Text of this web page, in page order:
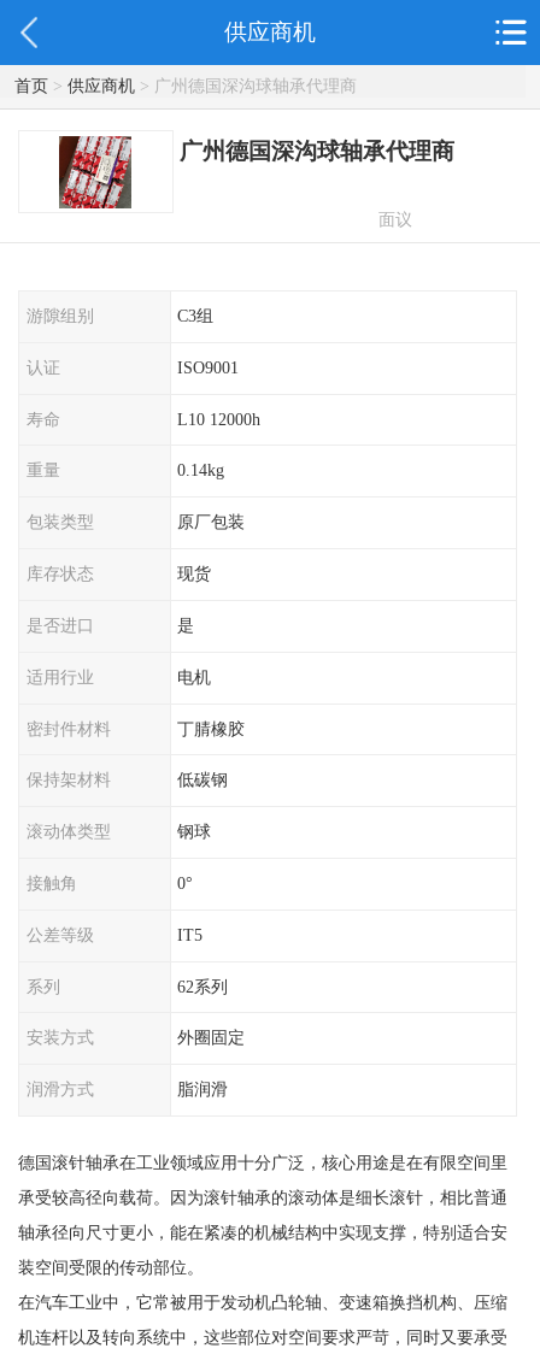
供应商机
首页> 供应商机> 广州德国深沟球轴承代理商
广州德国深沟球轴承代理商
面议
游隙组别 C3组
认证 ISO9001
寿命 L10 12000h
重量 0.14kg
包装类型 原厂包装
库存状态 现货
是否进口 是
适用行业 电机
密封件材料 丁腈橡胶
保持架材料 低碳钢
滚动体类型 钢球
接触角 0°
公差等级 IT5
系列 62系列
安装方式 外圈固定
润滑方式 脂润滑
德国滚针轴承在工业领域应用十分广泛，核心用途是在有限空间里
承受较高径向载荷。因为滚针轴承的滚动体是细长滚针，相比普通
轴承径向尺寸更小，能在紧凑的机械结构中实现支撑，特别适合安
装空间受限的传动部位。
在汽车工业中，它常被用于发动机凸轮轴、变速箱换挡机构、压缩
机连杆以及转向系统中，这些部位对空间要求严苛，同时又要承受